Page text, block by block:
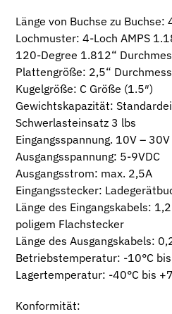
Länge von Buchse zu Buchse:
Lochmuster: 4-Loch AMPS
120-Degree 1.812“
Plattengröße: 2,5“
Kugelgröße: C Größe (1.5″)
Gewichtskapazität:
Schwerlasteinsatz 3 lbs
Eingangsspannung. 10V – 30V
Ausgangsspannung: 5-9VDC
Ausgangsstrom: max. 2,5A
Eingangsstecker:
Länge des Eingangskabels:
poligem Flachstecker
Länge des Ausgangskabels:
Betriebstemperatur: -10°C
Lagertemperatur: -40°C bis
Konformität: